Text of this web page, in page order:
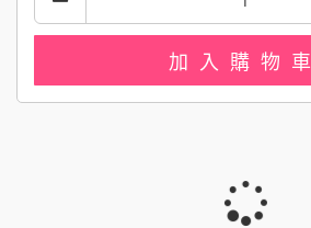
加入購物車